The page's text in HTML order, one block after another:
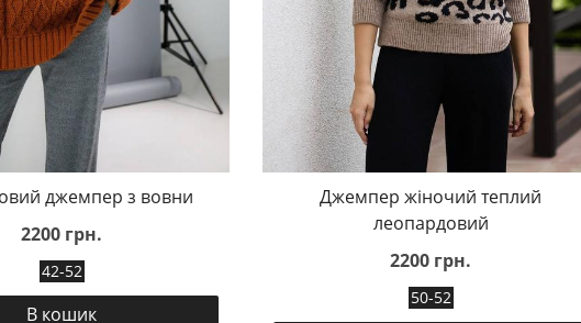
джемпер з вовни
2200 грн.
42-52
В кошик
Джемпер жіночий теплий
леопардовий
2200 грн.
50-52